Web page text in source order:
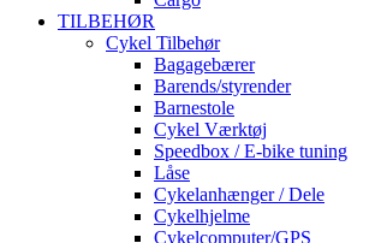
TILBEHØR
Cykel Tilbehør
Bagagebærer
Barends/styrender
Barnestole
Cykel Værktøj
Speedbox / E-bike tuning
Låse
Cykelanhænger / Dele
Cykelhjelme
Cykelcomputer/GPS